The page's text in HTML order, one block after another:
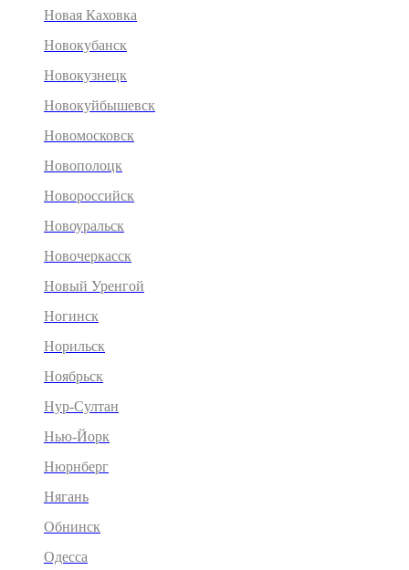
Новая Каховка
Новокубанск
Новокузнецк
Новокуйбышевск
Новомосковск
Новополоцк
Новороссийск
Новоуральск
Новочеркасск
Новый Уренгой
Ногинск
Норильск
Ноябрьск
Нур-Султан
Нью-Йорк
Нюрнберг
Нягань
Обнинск
Одесса